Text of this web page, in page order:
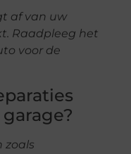
af van uw
Raadpleeg het
voor de
zoals